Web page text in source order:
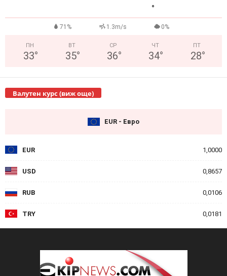
°
71% 1.3m/s 0%
ПН
33°
ВТ
35°
СР
36°
ЧТ
34°
ПТ
28°
Валутен курс (виж още)
EUR - Евро
EUR 1,0000
USD 0,8657
RUB 0,0106
TRY 0,0181